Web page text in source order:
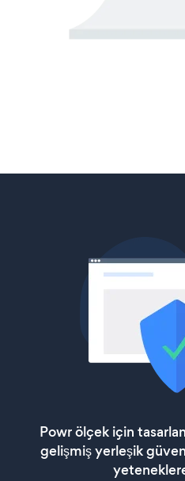
Powr ölçek için
gelişmiş yerleşik